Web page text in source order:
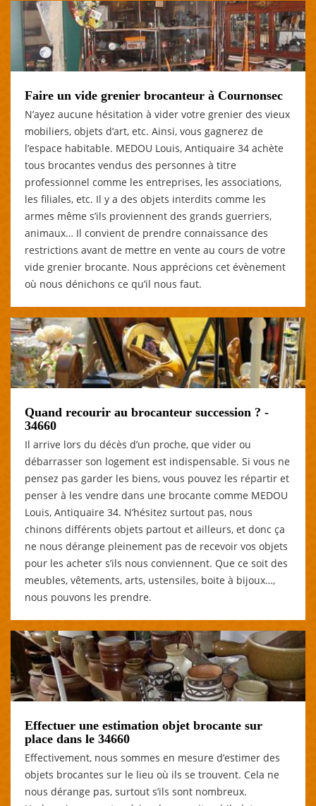
Faire un vide grenier brocanteur à Cournonsec
N’ayez aucune hésitation à vider votre grenier des vieux
mobiliers, objets d’art, etc. Ainsi, vous gagnerez de
l’espace habitable. MEDOU Louis, Antiquaire 34 achète
tous brocantes vendus des personnes à titre
professionnel comme les entreprises, les associations,
les filiales, etc. Il y a des objets interdits comme les
armes même s’ils proviennent des grands guerriers,
animaux… Il convient de prendre connaissance des
restrictions avant de mettre en vente au cours de votre
vide grenier brocante. Nous apprécions cet évènement
où nous dénichons ce qu’il nous faut.
Quand recourir au brocanteur succession ? -
34660
Il arrive lors du décès d’un proche, que vider ou
débarrasser son logement est indispensable. Si vous ne
pensez pas garder les biens, vous pouvez les répartir et
penser à les vendre dans une brocante comme MEDOU
Louis, Antiquaire 34. N’hésitez surtout pas, nous
chinons différents objets partout et ailleurs, et donc ça
ne nous dérange pleinement pas de recevoir vos objets
pour les acheter s’ils nous conviennent. Que ce soit des
meubles, vêtements, arts, ustensiles, boite à bijoux…,
nous pouvons les prendre.
Effectuer une estimation objet brocante sur
place dans le 34660
Effectivement, nous sommes en mesure d’estimer des
objets brocantes sur le lieu où ils se trouvent. Cela ne
nous dérange pas, surtout s’ils sont nombreux.